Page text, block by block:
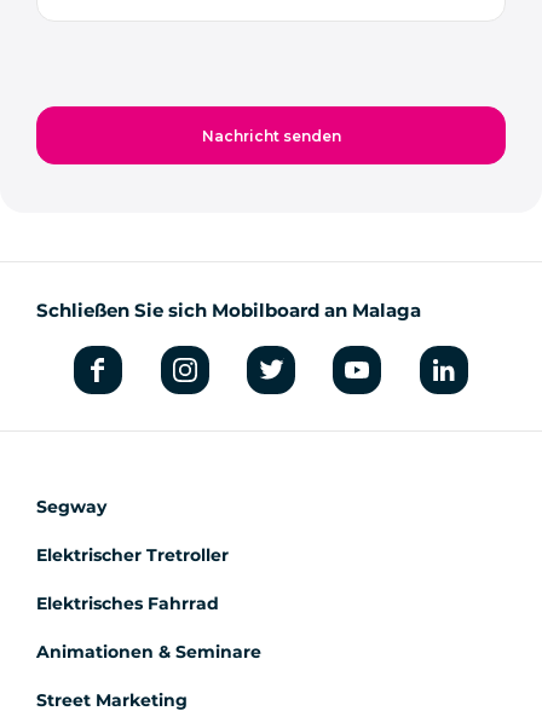
Schließen Sie sich Mobilboard an Malaga
Segway
Elektrischer Tretroller
Elektrisches Fahrrad
Animationen & Seminare
Street Marketing